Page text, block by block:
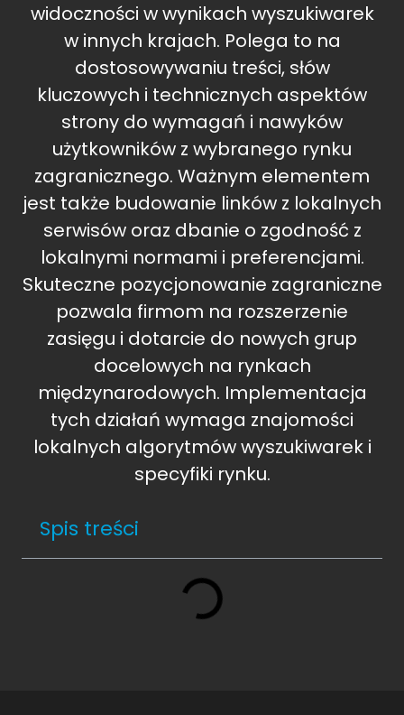
widoczności w wynikach wyszukiwarek
w innych krajach. Polega to na
dostosowywaniu treści, słów
kluczowych i technicznych aspektów
strony do wymagań i nawyków
użytkowników z wybranego rynku
zagranicznego. Ważnym elementem
jest także budowanie linków z lokalnych
serwisów oraz dbanie o zgodność z
lokalnymi normami i preferencjami.
Skuteczne pozycjonowanie zagraniczne
pozwala firmom na rozszerzenie
zasięgu i dotarcie do nowych grup
docelowych na rynkach
międzynarodowych. Implementacja
tych działań wymaga znajomości
lokalnych algorytmów wyszukiwarek i
specyfiki rynku.
Spis treści